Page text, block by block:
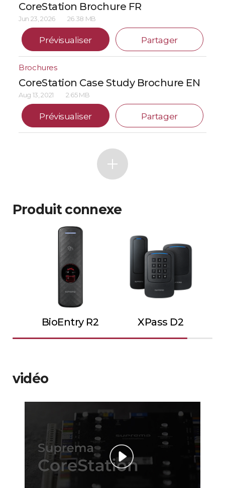
CoreStation Brochure FR
Jun 23, 2026 26.38 MB
Prévisualiser Partager
Brochures
CoreStation Case Study Brochure EN
Aug 13, 2021 2.65 MB
Prévisualiser Partager
Produit connexe
BioEntry R2 XPass D2
vidéo